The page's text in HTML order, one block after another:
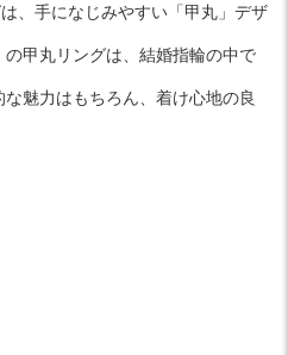
、手になじみやすい「甲丸」デザ
甲丸リングは、結婚指輪の中で
魅力はもちろん、着け心地の良